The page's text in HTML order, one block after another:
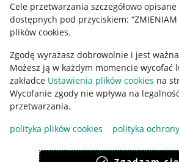
Cele przetwarzania szczegółowo
dostępnych pod przyciskiem: “ZMIENIAM
plików cookies.
Zgodę wyrażasz dobrowolnie i jest
Możesz ją w każdym momencie wycofać
zakładce Ustawienia plików cookies na
Wycofanie zgody nie wpływa na
przetwarzania.
polityka plików cookies
polityka
Udostępnianie lokalizacji
Informacje dla Aktu o Usługach
Pobierz aplikację